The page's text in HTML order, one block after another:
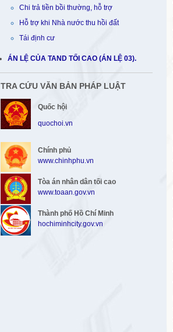
Chi trả tiền bồi thường, hỗ trợ
Hỗ trợ khi Nhà nước thu hồi đất
Tái định cư
ÁN LỆ CỦA TAND TỐI CAO (ÁN LỆ 03).
TRA CỨU VĂN BẢN PHÁP LUẬT
Quốc hội
quochoi.vn
Chính phủ
www.chinhphu.vn
Tòa án nhân dân tối cao
www.toaan.gov.vn
Thành phố Hồ Chí Minh
hochiminhcity.gov.vn